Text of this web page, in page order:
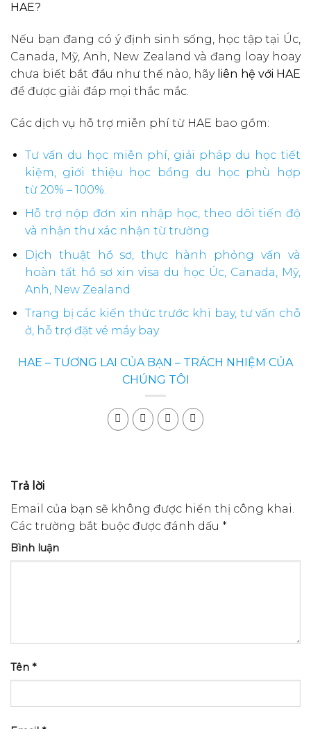
HAE?
Nếu bạn đang có ý định sinh sống, học tập tại Úc,
Canada, Mỹ, Anh, New Zealand và đang loay hoay
chưa biết bắt đầu như thế nào, hãy liên hệ với HAE
để được giải đáp mọi thắc mắc.
Các dịch vụ hỗ trợ miễn phí từ HAE bao gồm:
Tư vấn du học miễn phí, giải pháp du học tiết
kiệm, giới thiệu học bổng du học phù hợp
từ 20% – 100%.
Hỗ trợ nộp đơn xin nhập học, theo dõi tiến độ
và nhận thư xác nhận từ trường
Dịch thuật hồ sơ, thực hành phỏng vấn và
hoàn tất hồ sơ xin visa du học Úc, Canada, Mỹ,
Anh, New Zealand
Trang bị các kiến thức trước khi bay, tư vấn chỗ
ở, hỗ trợ đặt vé máy bay
HAE – TƯƠNG LAI CỦA BẠN – TRÁCH NHIỆM CỦA
CHÚNG TÔI
Trả lời
Email của bạn sẽ không được hiển thị công khai.
Các trường bắt buộc được đánh dấu *
Bình luận
Tên *